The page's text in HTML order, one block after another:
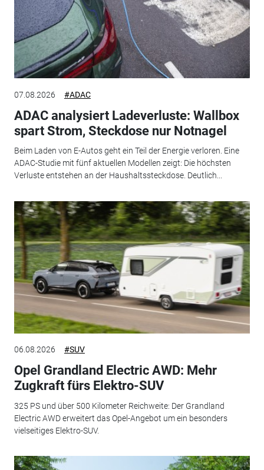
07.08.2026 #ADAC
ADAC analysiert Ladeverluste: Wallbox
spart Strom, Steckdose nur Notnagel
Beim Laden von E-Autos geht ein Teil der Energie verloren. Eine
ADAC-Studie mit fünf aktuellen Modellen zeigt: Die höchsten
Verluste entstehen an der Haushaltssteckdose. Deutlich...
06.08.2026 #SUV
Opel Grandland Electric AWD: Mehr
Zugkraft fürs Elektro-SUV
325 PS und über 500 Kilometer Reichweite: Der Grandland
Electric AWD erweitert das Opel-Angebot um ein besonders
vielseitiges Elektro-SUV.